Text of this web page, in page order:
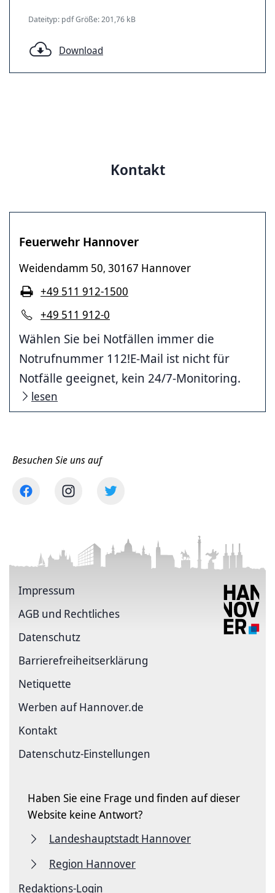
Dateityp: pdf Größe: 201,76 kB
Download
Kontakt
Feuerwehr Hannover
Weidendamm 50, 30167 Hannover
+49 511 912-0
+49 511 912-1500
Wählen Sie bei Notfällen immer die
Notrufnummer 112!E-Mail ist nicht für
Notfälle geeignet, kein 24/7-Monitoring.
lesen
Besuchen Sie uns auf
Impressum
AGB und Rechtliches
Datenschutz
Barriere­freiheits­erklärung
Netiquette
Werben auf Hannover.de
Kontakt
Datenschutz-Einstellungen
Haben Sie eine Frage und finden auf dieser
Website keine Antwort?
Landeshauptstadt Hannover
Region Hannover
Redaktions-Login